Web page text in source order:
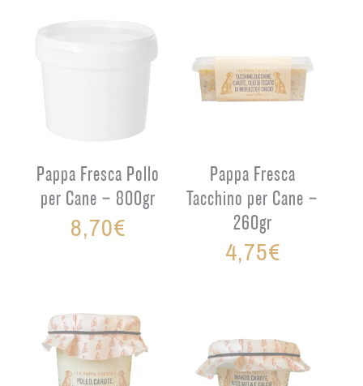
Pappa Fresca Pollo
per Cane – 800gr
8,70€
Pappa Fresca
Tacchino per Cane –
260gr
4,75€